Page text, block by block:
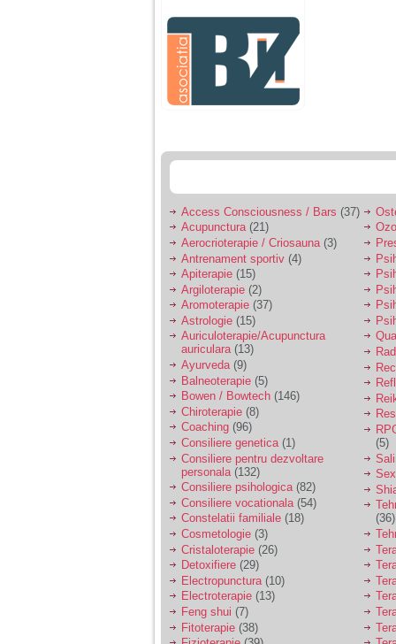
agresiva, orice
greseala era taxata cu
o palma sau pedepse.
De 4 ani am o relatie
serioasa cu un barbat
sa se manifeste o
Ma aflu aici pentru ca
vreau sa stiu daca am
nevoie de un psiholog
sau psihiatru.
Sunt casatorita, am
31 de ani si un copil in
varsta de 2 ani care
mi-e lumina ochilor.
De ceva timp simt ca
mi s-a adunat
oboseala, o oboseala
cronica de care nu pot
scapa si simt ca din
cauza ei nu pot
controla nervii si
cateodata are copilul
de suferit.
Am o bariera peste
care nu pot trece:
prietena mea a ramas
insarcinata cu o fata.
Am fost de comun
acord sa facem un
copil, cu gandul ca e
baiat.
Access Consciousness / Bars (37)
Acupunctura(21)
Aerocrioterapie / Criosauna (3)
Antrenament sportiv (4)
Apiterapie (15)
Argiloterapie (2)
Aromoterapie (37)
Astrologie (15)
Auriculoterapie/Acupunctura
auriculara(13)
Ayurveda(9)
Balneoterapie (5)
Bowen / Bowtech (146)
Chiroterapie (8)
Coaching (96)
Consiliere genetica(1)
Consiliere pentru dezvoltare
personala (132)
Consiliere psihologica(82)
Consiliere vocationala (54)
Constelatii familiale (18)
Cosmetologie (3)
Cristaloterapie (26)
Detoxifiere (29)
Electropunctura (10)
Electroterapie (13)
Feng shui (7)
Fitoterapie (38)
(5)
(36)